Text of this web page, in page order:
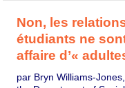
Non, les
étudiants ne
affaire d’«
par Bryn Williams-